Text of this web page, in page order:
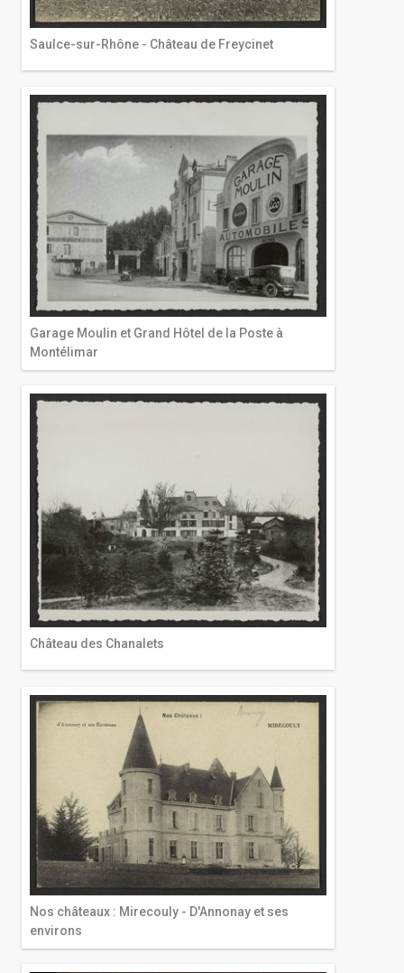
Saulce-sur-Rhône - Château de Freycinet
Garage Moulin et Grand Hôtel de la Poste à
Montélimar
Château des Chanalets
Nos châteaux : Mirecouly - D'Annonay et ses
environs